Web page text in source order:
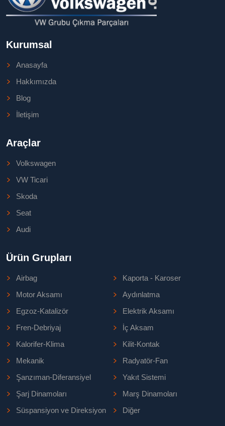
Kurumsal
Anasayfa
Hakkımızda
Blog
İletişim
Araçlar
Volkswagen
VW Ticari
Skoda
Seat
Audi
Ürün Grupları
Airbag
Kaporta - Karoser
Motor Aksamı
Aydınlatma
Egzoz-Katalizör
Elektrik Aksamı
Fren-Debriyaj
İç Aksam
Kalorifer-Klima
Kilit-Kontak
Mekanik
Radyatör-Fan
Şanzıman-Diferansiyel
Yakıt Sistemi
Şarj Dinamoları
Marş Dinamoları
Süspansiyon ve Direksiyon
Diğer